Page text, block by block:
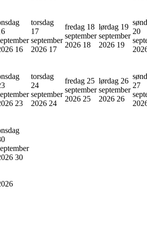
16
torsdag
17
september
2026 17
fredag 18
september
2026 18
lørdag 19
september
2026 19
20
23
torsdag
24
september
2026 24
fredag 25
september
2026 25
lørdag 26
september
2026 26
27
30